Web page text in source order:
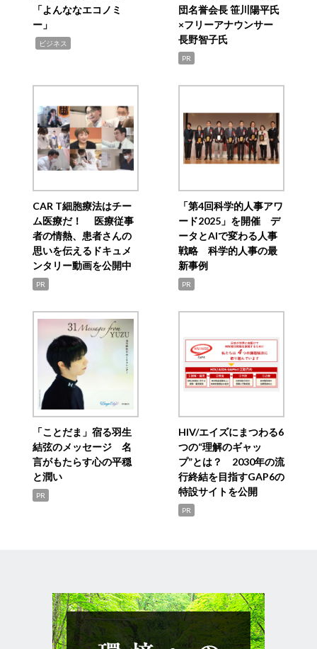
「よんななエコノミ
ー」
ビジネス
団名誉会長 笹川陽平氏
×フリーアナウンサー
長野智子氏
PR
CAR T細胞療法はチー
ム医療だ！ 医療従事
者の情熱、患者さんの
思いを伝えるドキュメ
ンタリー動画を公開中
PR
「第4回科学的人事アワ
ード2025」を開催 デ
ータとAIで変わる人事
戦略 科学的人事の最
新事例
PR
「ことだま」宿る羽生
結弦のメッセージ 名
言がもたらす心の平穏
と潤い
PR
HIV/エイズにまつわる6
つの“理解のギャッ
プ”とは？ 2030年の流
行終結を目指すGAP6の
特設サイトを公開
PR